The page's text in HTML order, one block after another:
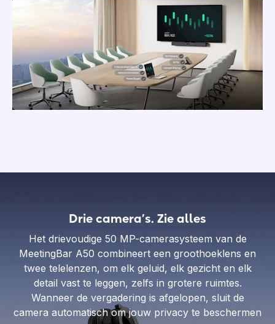
Drie camera’s. Zie alles
Het drievoudige 50 MP-camerasysteem van de
MeetingBar A50 combineert een groothoeklens en
twee telelenzen, om elk geluid, elk gezicht en elk
detail vast te leggen, zelfs in grotere ruimtes.
Wanneer de vergadering is afgelopen, sluit de
camera automatisch om jouw privacy te beschermen